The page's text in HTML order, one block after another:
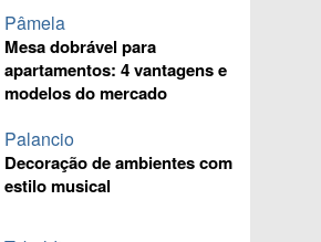
Pâmela
Mesa dobrável para
apartamentos: 4 vantagens e
modelos do mercado
Palancio
Decoração de ambientes com
estilo musical